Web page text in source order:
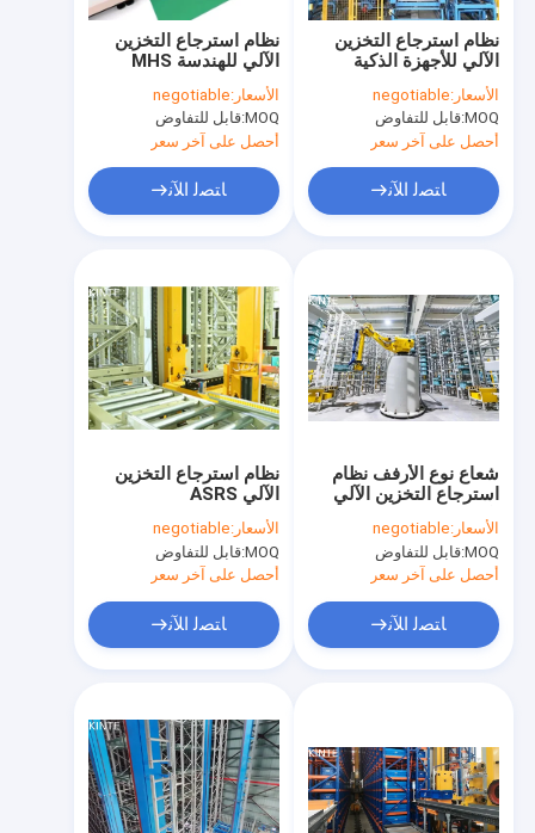
نظام استرجاع التخزين
الآلي للهندسة MHS
الأسعار:negotiable
MOQ: قابل للتفاوض
أحصل على آخر سعر
ﺎﺘﺼﻟ ﺍﻶﻧ
نظام استرجاع التخزين
الآلي للأجهزة الذكية
ASRS MHS
الأسعار:negotiable
MOQ: قابل للتفاوض
أحصل على آخر سعر
ﺎﺘﺼﻟ ﺍﻶﻧ
نظام استرجاع التخزين
الآلي ASRS
الأسعار:negotiable
MOQ: قابل للتفاوض
أحصل على آخر سعر
ﺎﺘﺼﻟ ﺍﻶﻧ
شعاع نوع الأرفف نظام
استرجاع التخزين الآلي
ذكي MHS
الأسعار:negotiable
MOQ: قابل للتفاوض
أحصل على آخر سعر
ﺎﺘﺼﻟ ﺍﻶﻧ